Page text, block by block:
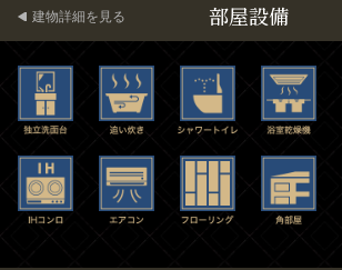
部屋設備
建物詳細を見る